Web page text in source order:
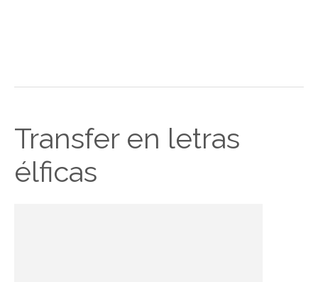
Transfer en letras
élficas